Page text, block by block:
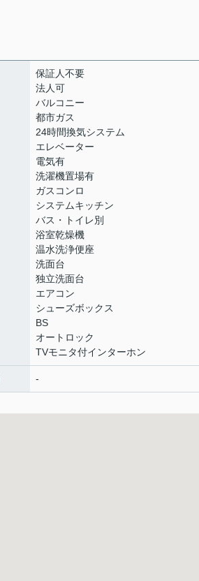
保証人不要
法人可
バルコニー
都市ガス
24時間換気システム
エレベーター
電気有
洗濯機置場有
ガスコンロ
システムキッチン
バス・トイレ別
浴室乾燥機
温水洗浄便座
洗面台
独立洗面台
エアコン
シューズボックス
BS
オートロック
TVモニタ付インターホン
-